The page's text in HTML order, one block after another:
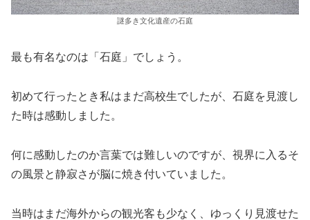
謎多き文化遺産の石庭
最も有名なのは「石庭」でしょう。
初めて行ったとき私はまだ高校生でしたが、石庭を見渡し
た時は感動しました。
何に感動したのか言葉では難しいのですが、視界に入るそ
の風景と静寂さが脳に焼き付いていました。
当時はまだ海外からの観光客も少なく、ゆっくり見渡せた